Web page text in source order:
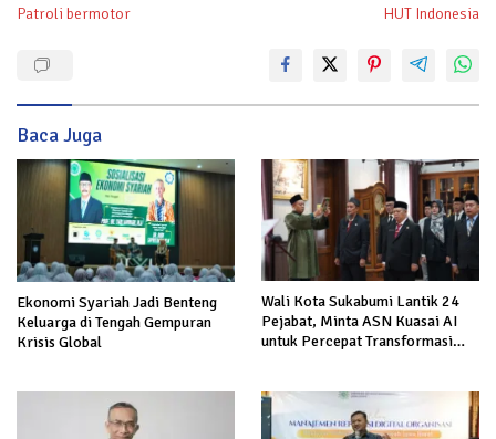
Patroli bermotor
HUT Indonesia
Baca Juga
Ekonomi Syariah Jadi Benteng
Keluarga di Tengah Gempuran
Krisis Global
Wali Kota Sukabumi Lantik 24
Pejabat, Minta ASN Kuasai AI
untuk Percepat Transformasi